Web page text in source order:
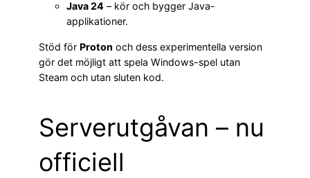
Java 24 – kör och bygger Java-
applikationer.
Stöd för Proton och dess experimentella version
gör det möjligt att spela Windows-spel utan
Steam och utan sluten kod.
Serverutgåvan – nu
officiell